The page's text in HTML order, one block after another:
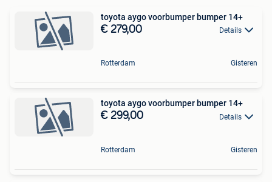
toyota aygo voorbumper bumper 14+
€ 279,00 Details
Rotterdam Gisteren
toyota aygo voorbumper bumper 14+
€ 299,00 Details
Rotterdam Gisteren